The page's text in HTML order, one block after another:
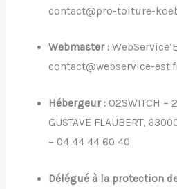
contact@pro-toiture-
Webmaster :
contact@webservice-
Hébergeur : O2SWITCH –
GUSTAVE FLAUBERT,
– 04 44 44 60 40
Délégué à la protection